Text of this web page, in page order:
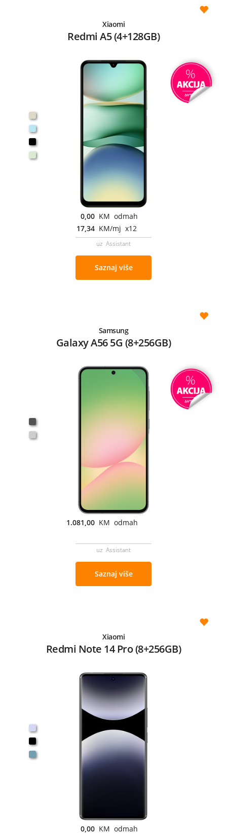
Xiaomi
Redmi A5 (4+128GB)
0,00 KM odmah
17,34 KM/mj x12
uz Assistant
Saznaj više
Samsung
Galaxy A56 5G (8+256GB)
1.081,00 KM odmah
uz Assistant
Saznaj više
Xiaomi
Redmi Note 14 Pro (8+256GB)
0,00 KM odmah